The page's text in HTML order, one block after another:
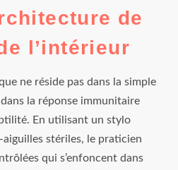
de
l’intérieur
ne réside pas dans la simple
la réponse immunitaire
En utilisant un stylo
stériles, le praticien
qui s’enfoncent dans